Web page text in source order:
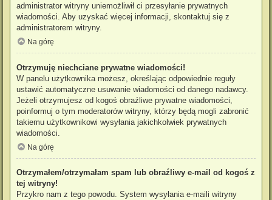
administrator witryny uniemożliwił ci przesyłanie prywatnych
wiadomości. Aby uzyskać więcej informacji, skontaktuj się z
administratorem witryny.
Na górę
Otrzymuję niechciane prywatne wiadomości!
W panelu użytkownika możesz, określając odpowiednie reguły
ustawić automatyczne usuwanie wiadomości od danego nadawcy.
Jeżeli otrzymujesz od kogoś obraźliwe prywatne wiadomości,
poinformuj o tym moderatorów witryny, którzy będą mogli zabronić
takiemu użytkownikowi wysyłania jakichkolwiek prywatnych
wiadomości.
Na górę
Otrzymałem/otrzymałam spam lub obraźliwy e-mail od kogoś z
tej witryny!
Przykro nam z tego powodu. System wysyłania e-maili witryny